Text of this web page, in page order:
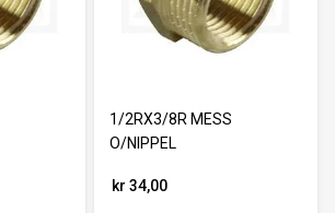
1/2RX3/8R MESS
O/NIPPEL
kr 34,00